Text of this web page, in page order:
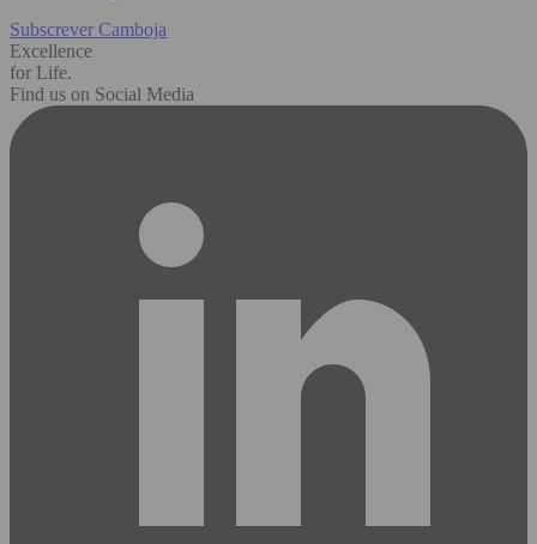
Subscrever Camboja
Excellence
for Life.
Find us on Social Media